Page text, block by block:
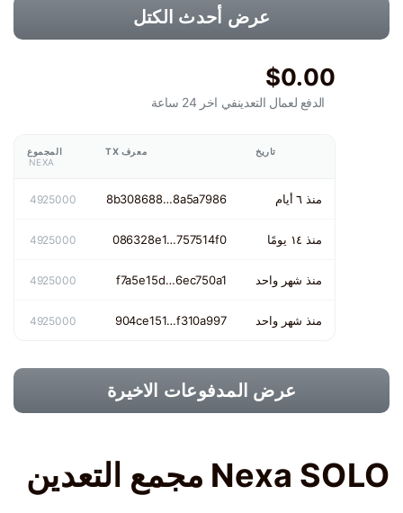
عرض أحدث الكتل
$0.00
الدفع لعمال التعدينفي اخر 24 ساعة
تاريخ معرف TX
المجموع
NEXA
منذ ٦ أيام 8b308688…8a5a7986
4925000
منذ ١٤ يومًا 086328e1…757514f0
4925000
منذ شهر واحد f7a5e15d…6ec750a1
4925000
منذ شهر واحد 904ce151…f310a997
4925000
عرض المدفوعات الاخيرة
Nexa SOLO مجمع التعدين